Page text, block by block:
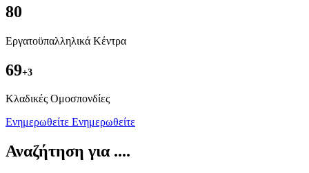
80
Εργατοϋπαλληλικά Κέντρα
69+3
Kλαδικές Ομοσπονδίες
Ενημερωθείτε Ενημερωθείτε
Αναζήτηση για ....